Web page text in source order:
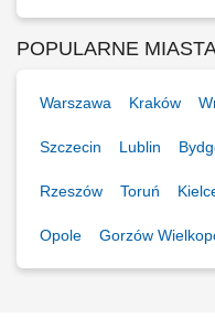
POPULARNE
Warszawa Kraków
Szczecin Lublin
Rzeszów Toruń
Opole Gorzów